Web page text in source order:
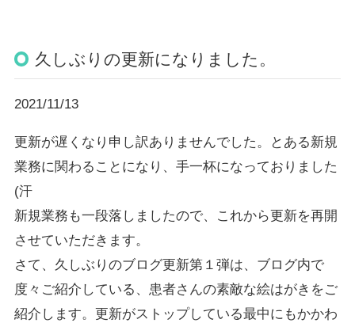
久しぶりの更新になりました。
2021/11/13
更新が遅くなり申し訳ありませんでした。とある新規
業務に関わることになり、手一杯になっておりました
(汗
新規業務も一段落しましたので、これから更新を再開
させていただきます。
さて、久しぶりのブログ更新第１弾は、ブログ内で
度々ご紹介している、患者さんの素敵な絵はがきをご
紹介します。更新がストップしている最中にもかかわ